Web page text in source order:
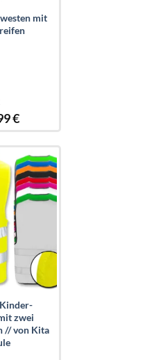
mit
€
Add to
wishlist
zwei
// von Kita